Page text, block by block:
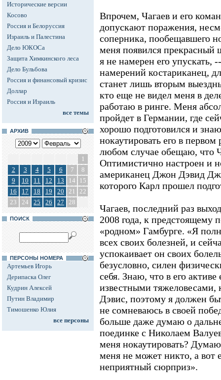
Исторические версии
Косово
Россия и Белоруссия
Израиль и Палестина
Дело ЮКОСа
Защита Химкинского леса
Дело Бульбова
Россия и финансовый кризис
Доллар
Россия и Израиль
все темы
АРХИВ
1
2
3 4 5 6 7
8
9
10 11 12 13 14
15
16
17 18 19 20 21
22
23
24 25 26 27 28
ПОИСК
ПЕРСОНЫ НОМЕРА
Артемьев Игорь
Дерипаска Олег
Кудрин Алексей
Путин Владимир
Тимошенко Юлия
все персоны
Впрочем, Чагаев и его
допускают поражения,
соперника, пообещавшего
меня появился прекрасный
я не намерен его упускать,
намерений костариканец,
станет лишь вторым
кто еще не видел меня в
работаю в ринге. Меня
пройдет в Германии, где
хорошо подготовился и
нокаутировать его в
любом случае обещаю, что
Оптимистично настроен и
американец Джон Дэвид
которого Карл прошел
Чагаев, последний раз
2008 года, к предстоящему
«родном» Гамбурге. «Я
всех своих болезней, и
успокаивает он своих
безусловно, силен
себя. Знаю, что в его
известными
Дэвис, поэтому я должен
не сомневаюсь в своей
больше даже думаю о
поединке с Николаем
меня нокаутировать?
меня не может никто, а вот
неприятный сюрприз».